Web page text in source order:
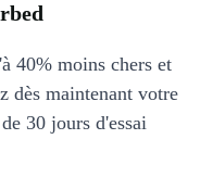
40% moins chers et
dès maintenant votre
30 jours d'essai